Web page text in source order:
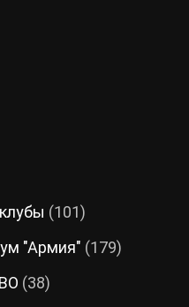
(101)
"Армия" (179)
(38)